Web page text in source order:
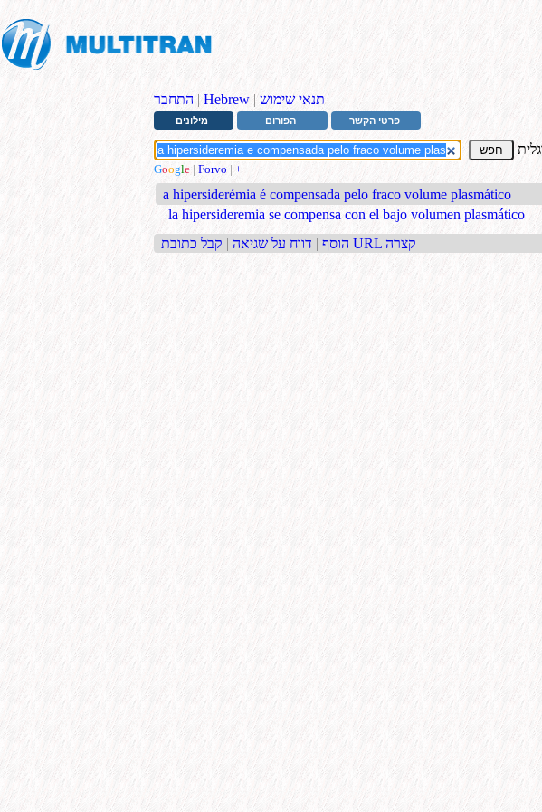
התחבר | Hebrew | תנאי שימוש
מילונים הפורום פרטי הקשר
Google | Forvo | +
a hipersiderémia é compensada pelo fraco volume plasmático
la hipersideremia se compensa con el bajo volumen plasmático
הוסף | דווח על שגיאה | קבל כתובת URL קצרה